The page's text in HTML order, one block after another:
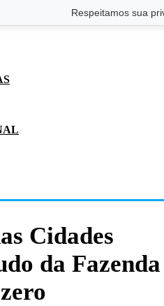
Respeitamos sua
Cidades
da Fazenda